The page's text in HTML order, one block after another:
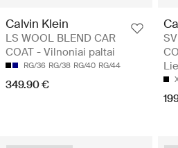
Calvin Klein
LS WOOL BLEND CAR
COAT - Vilnoniai paltai
RG/36 RG/38 RG/40 RG/44
349.90 €